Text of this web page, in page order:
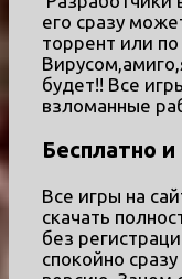
его сразу
торрент или
будет!! Все
взломанные
Бесплатно
Все игры на
скачать
без
спокойно